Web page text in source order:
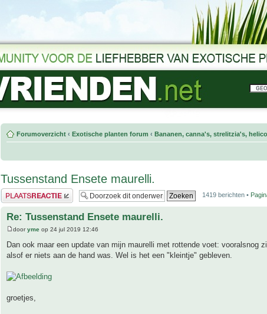
Forumoverzicht ‹ Exotische planten forum ‹ Bananen, canna's, strelitzia's,
Tussenstand Ensete maurelli.
Plaats een reactie 1419 berichten •
Re: Tussenstand Ensete maurelli.
dooryme op 24 jul 2019 12:46
Dan ook maar een update van mijn maurelli met rottende voet: vooralsnog
alsof er niets aan de hand was. Wel is het een "kleintje" gebleven.
groetjes,